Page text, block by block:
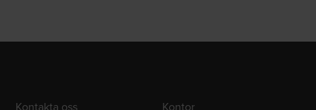
Kontakta oss
Kontor